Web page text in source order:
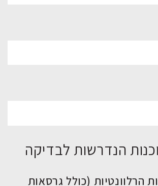
הנדרשות לבדיקה
הרלוונטיות (כולל גרסאות